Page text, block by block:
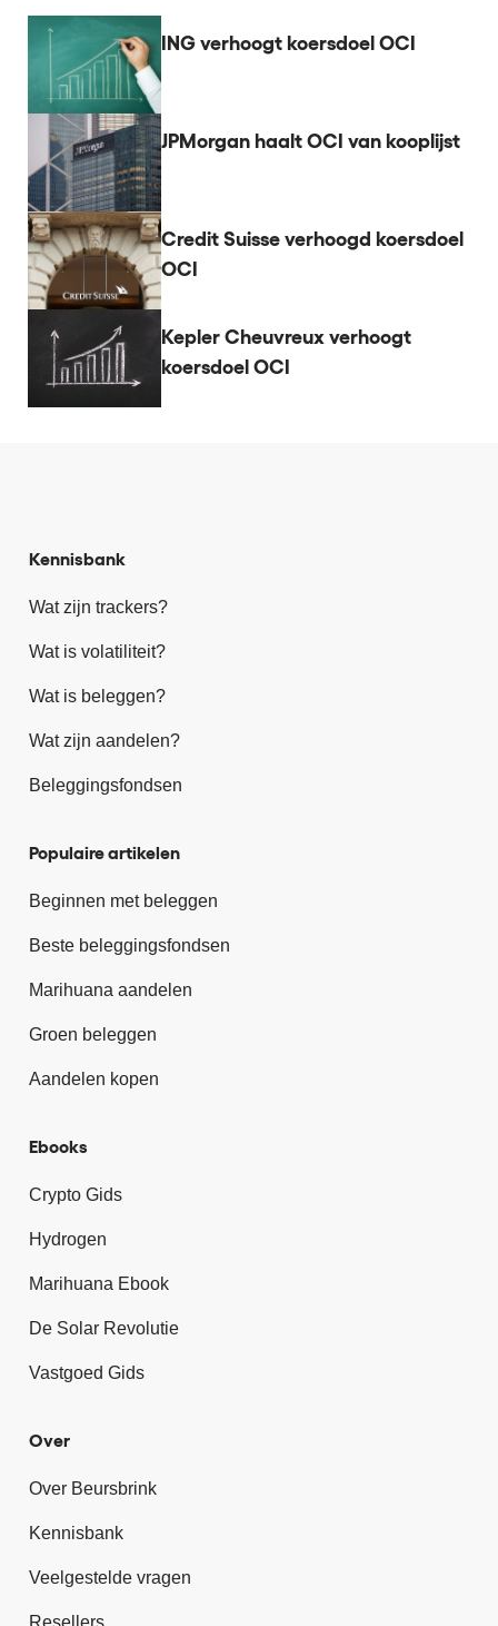
ING verhoogt koersdoel OCI
JPMorgan haalt OCI van kooplijst
Credit Suisse verhoogd koersdoel
OCI
Kepler Cheuvreux verhoogt
koersdoel OCI
Kennisbank
Wat zijn trackers?
Wat is volatiliteit?
Wat is beleggen?
Wat zijn aandelen?
Beleggingsfondsen
Populaire artikelen
Beginnen met beleggen
Beste beleggingsfondsen
Marihuana aandelen
Groen beleggen
Aandelen kopen
Ebooks
Crypto Gids
Hydrogen
Marihuana Ebook
De Solar Revolutie
Vastgoed Gids
Over
Over Beursbrink
Kennisbank
Veelgestelde vragen